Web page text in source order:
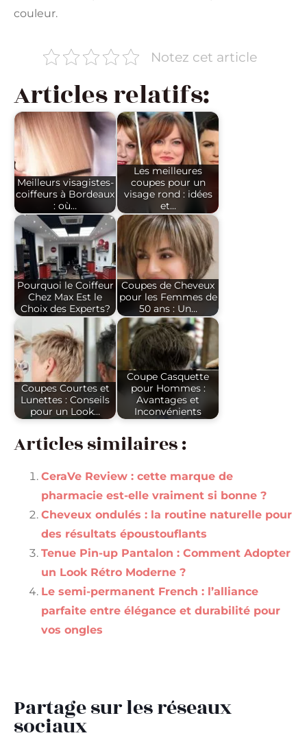
couleur.
Notez cet article
Articles relatifs:
Meilleurs visagistes-
coiffeurs à Bordeaux
: où…
Les meilleures
coupes pour un
visage rond : idées
et…
Pourquoi le Coiffeur
Chez Max Est le
Choix des Experts?
Coupes de Cheveux
pour les Femmes de
50 ans : Un…
Coupes Courtes et
Lunettes : Conseils
pour un Look…
Coupe Casquette
pour Hommes :
Avantages et
Inconvénients
Articles similaires :
CeraVe Review : cette marque de
pharmacie est-elle vraiment si bonne ?
Cheveux ondulés : la routine naturelle pour
des résultats époustouflants
Tenue Pin-up Pantalon : Comment Adopter
un Look Rétro Moderne ?
Le semi-permanent French : l’alliance
parfaite entre élégance et durabilité pour
vos ongles
Partage sur les réseaux
sociaux